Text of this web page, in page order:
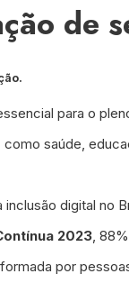
de
para o
saúde,
digital no
2023,
por